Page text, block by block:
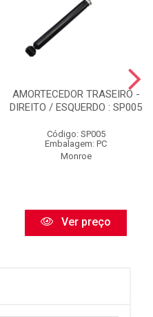
AMORTECEDOR TRASEIRO -
DIREITO / ESQUERDO : SP005
Código: SP005
Embalagem: PC
Monroe
Ver preço